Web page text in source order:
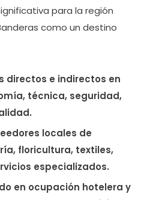
para la región
como un destino
directos e indirectos en
técnica, seguridad,
locales de
floricultura, textiles,
especializados.
en ocupación hotelera y